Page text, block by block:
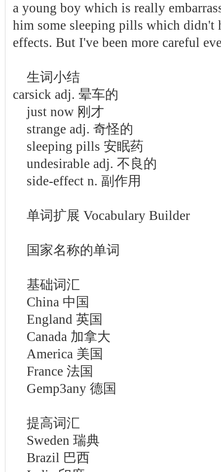
a young boy which is really
him some sleeping pills which didn't
effects. But I've been more careful
生词小结
carsick adj. 晕车的
just now 刚才
strange adj. 奇怪的
sleeping pills 安眠药
undesirable adj. 不良的
side-effect n. 副作用
单词扩展 Vocabulary Builder
国家名称的单词
基础词汇
China 中国
England 英国
Canada 加拿大
America 美国
France 法国
Gemp3any 德国
提高词汇
Sweden 瑞典
Brazil 巴西